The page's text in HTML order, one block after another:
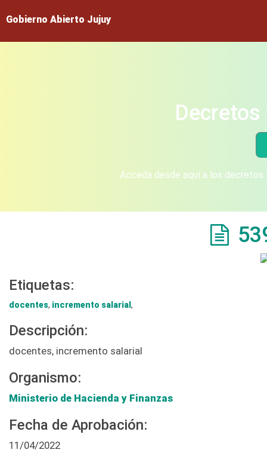
Gobierno Abierto Jujuy
Acceda desde aquí a los
Etiquetas:
docentes, incremento salarial ,
Descripción:
docentes, incremento salarial
Organismo:
Ministerio de Hacienda y Finanzas
Fecha de Aprobación:
11/04/2022